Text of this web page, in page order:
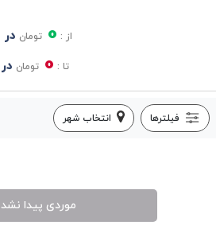
از : 0 تومان در
تا : 0 تومان در
فیلترها انتخاب شهر
موردی پیدا نشد